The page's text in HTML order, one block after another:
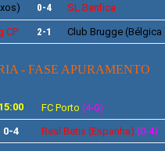
0-4 SL Benfica
CP 2-1 Club Brugge (Bélgica
- FASE APURAMENTO
15:00 FC Porto (4-0)
0-4 Real Betis (Espanha) (0-4)